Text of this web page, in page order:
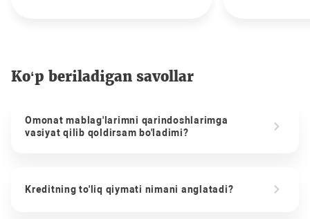
Ko‘p beriladigan savollar
Omonat mablag'larimni qarindoshlarimga
vasiyat qilib qoldirsam bo'ladimi?
Kreditning to'liq qiymati nimani anglatadi?